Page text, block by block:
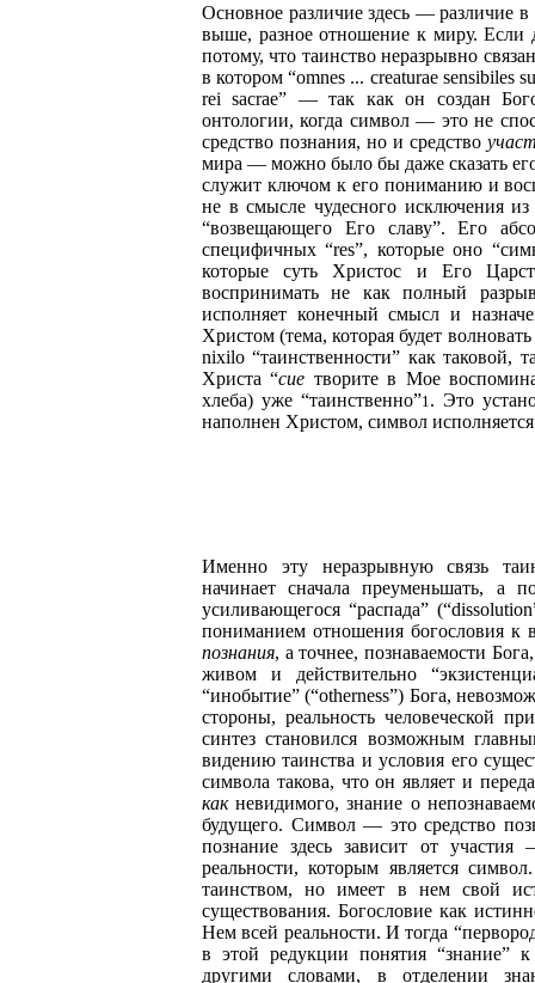
Основное различие здесь — различие
выше, разное отношение к миру. Если
потому, что таинство неразрывно
в котором “omnes ... creaturae
rei sacrae” — так как он создан
онтологии, когда символ — это не
средство познания, но и средство
мира — можно было бы даже сказать
служит ключом к его пониманию и
не в смысле чудесного исключения
“возвещающего Его славу”. Его
специфичных “res”, которые оно
которые суть Христос и Его
воспринимать не как полный
исполняет конечный смысл и
Христом (тема, которая будет
nixilo “таинственности” как таковой,
Христа “сие творите в Мое
хлеба) уже “таинственно”1 . Это
наполнен Христом, символ
Именно эту неразрывную связь
начинает сначала преуменьшать, а
усиливающегося “распада”
пониманием отношения богословия к
познания, а точнее, познаваемости
живом и действительно
“инобытие” (“otherness”) Бога,
стороны, реальность человеческой
синтез становился возможным
видению таинства и условия его
символа такова, что он являет и
какневидимого, знание о
будущего. Символ — это средство
познание здесь зависит от
реальности, которым является
таинством, но имеет в нем свой
существования. Богословие как
Нем всей реальности. И тогда
в этой редукции понятия “знание”
другими словами, в отделении